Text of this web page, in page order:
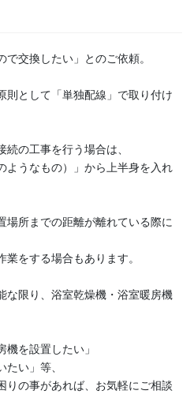
交換したい」とのご依頼。
則として「単独配線」で取り付け
の工事を行う場合は、
ようなもの）」から上半身を入れ
場所までの距離が離れている際に
をする場合もあります。
な限り、浴室乾燥機・浴室暖房機
機を設置したい」
たい」等、
りの事があれば、お気軽にご相談